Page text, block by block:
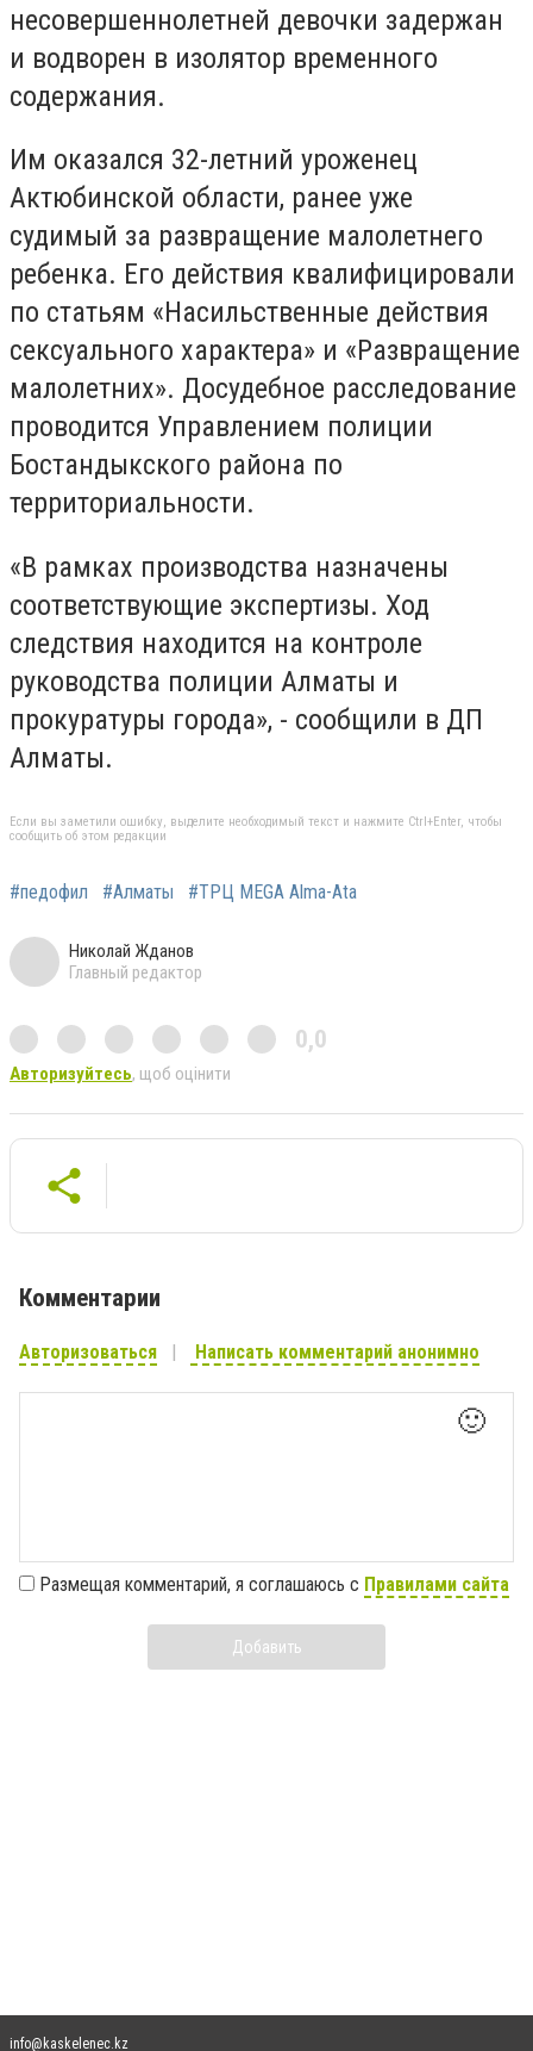
несовершеннолетней девочки задержан
и водворен в изолятор временного
содержания.
Им оказался 32-летний уроженец
Актюбинской области, ранее уже
судимый за развращение малолетнего
ребенка. Его действия квалифицировали
по статьям «Насильственные действия
сексуального характера» и «Развращение
малолетних». Досудебное расследование
проводится Управлением полиции
Бостандыкского района по
территориальности.
«В рамках производства назначены
соответствующие экспертизы. Ход
следствия находится на контроле
руководства полиции Алматы и
прокуратуры города», - сообщили в ДП
Алматы.
Если вы заметили ошибку, выделите необходимый текст и нажмите Ctrl+Enter, чтобы
сообщить об этом редакции
#педофил #Алматы #ТРЦ MEGA Alma-Ata
Николай Жданов
Главный редактор
0,0
Авторизуйтесь, щоб оцінити
Комментарии
Авторизоваться Написать комментарий анонимно
🙂
Размещая комментарий, я соглашаюсь с Правилами сайта
Добавить
info@kaskelenec.kz